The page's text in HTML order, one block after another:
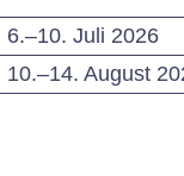
6.–10. Juli 2026
10.–14. August